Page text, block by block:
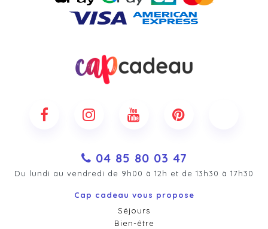
04 85 80 03 47
Du lundi au vendredi de 9h00 à 12h et de 13h30 à 17h30
Cap cadeau vous propose
Séjours
Bien-être